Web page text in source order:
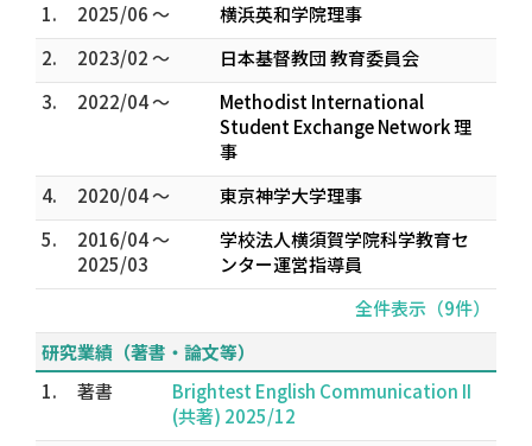
1.
2025/06 ～
横浜英和学院理事
2.
2023/02 ～
日本基督教団 教育委員会
3.
2022/04 ～
Methodist International
Student Exchange Network 理
事
4.
2020/04 ～
東京神学大学理事
5.
2016/04 ～
2025/03
学校法人横須賀学院科学教育セ
ンター運営指導員
全件表示（9件）
研究業績（著書・論文等）
1.
著書
Brightest English Communication II
(共著) 2025/12